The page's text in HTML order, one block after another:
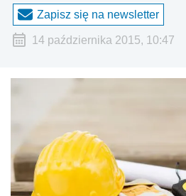
Zapisz się na newsletter
14 października 2015, 10:47